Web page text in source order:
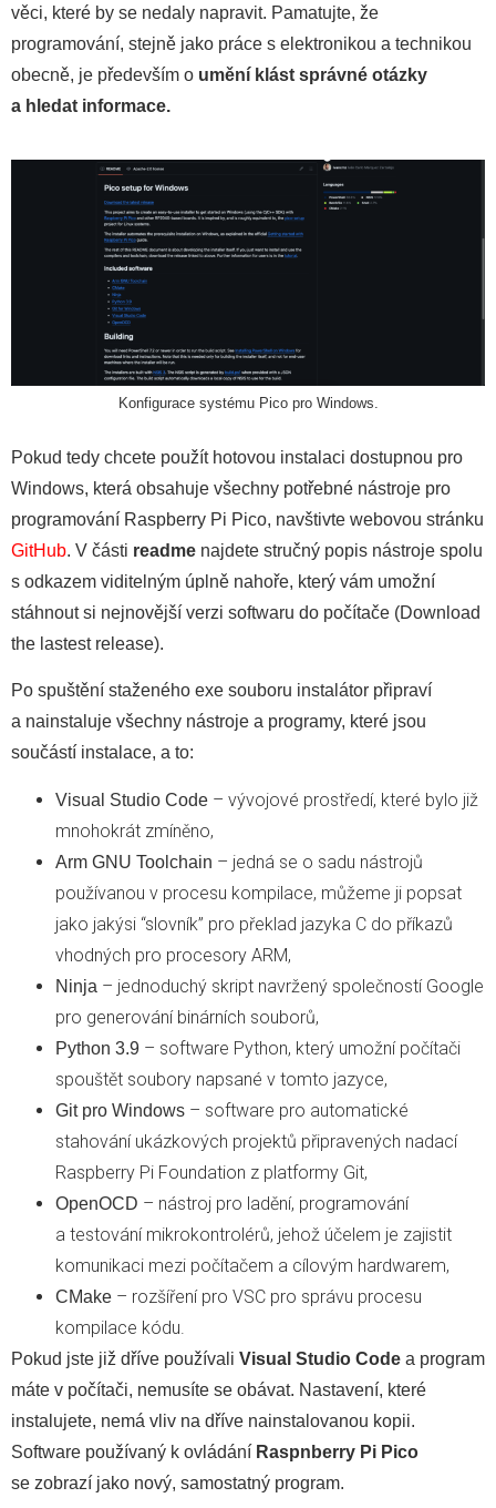
věci, které by se nedaly napravit. Pamatujte, že
programování, stejně jako práce s elektronikou a technikou
obecně, je především o umění klást správné otázky
a hledat informace.
Konfigurace systému Pico pro Windows.
Pokud tedy chcete použít hotovou instalaci dostupnou pro
Windows, která obsahuje všechny potřebné nástroje pro
programování Raspberry Pi Pico, navštivte webovou stránku
GitHub. V části readme najdete stručný popis nástroje spolu
s odkazem viditelným úplně nahoře, který vám umožní
stáhnout si nejnovější verzi softwaru do počítače (Download
the lastest release).
Po spuštění staženého exe souboru instalátor připraví
a nainstaluje všechny nástroje a programy, které jsou
součástí instalace, a to:
Visual Studio Code – vývojové prostředí, které bylo již
mnohokrát zmíněno,
Arm GNU Toolchain – jedná se o sadu nástrojů
používanou v procesu kompilace, můžeme ji popsat
jako jakýsi “slovník” pro překlad jazyka C do příkazů
vhodných pro procesory ARM,
Ninja – jednoduchý skript navržený společností Google
pro generování binárních souborů,
Python 3.9 – software Python, který umožní počítači
spouštět soubory napsané v tomto jazyce,
Git pro Windows – software pro automatické
stahování ukázkových projektů připravených nadací
Raspberry Pi Foundation z platformy Git,
OpenOCD – nástroj pro ladění, programování
a testování mikrokontrolérů, jehož účelem je zajistit
komunikaci mezi počítačem a cílovým hardwarem,
CMake – rozšíření pro VSC pro správu procesu
kompilace kódu.
Pokud jste již dříve používali Visual Studio Code a program
máte v počítači, nemusíte se obávat. Nastavení, které
instalujete, nemá vliv na dříve nainstalovanou kopii.
Software používaný k ovládání Raspnberry Pi Pico
se zobrazí jako nový, samostatný program.